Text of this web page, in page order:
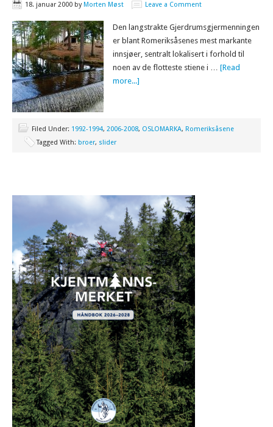
18. januar 2000 byMorten Møst Leave a Comment
Den langstrakte Gjerdrumsgjermenningen
er blant Romeriksåsenes mest markante
innsjøer, sentralt lokalisert i forhold til
noen av de flotteste stiene i … [Read
more...]
Filed Under: 1992-1994, 2006-2008, OSLOMARKA, Romeriksåsene
Tagged With: broer, slider